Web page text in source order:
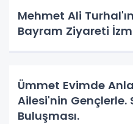
Mehmet Ali
Bayram Ziyareti
Ümmet Evimde
Ailesi'nin
Buluşması.